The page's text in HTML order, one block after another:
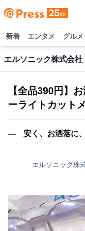
新着 エンタメ グルメ
エルソニック株式会社
【全品390円】
ーライトカット
― 安く、お洒落に
エルソニック株